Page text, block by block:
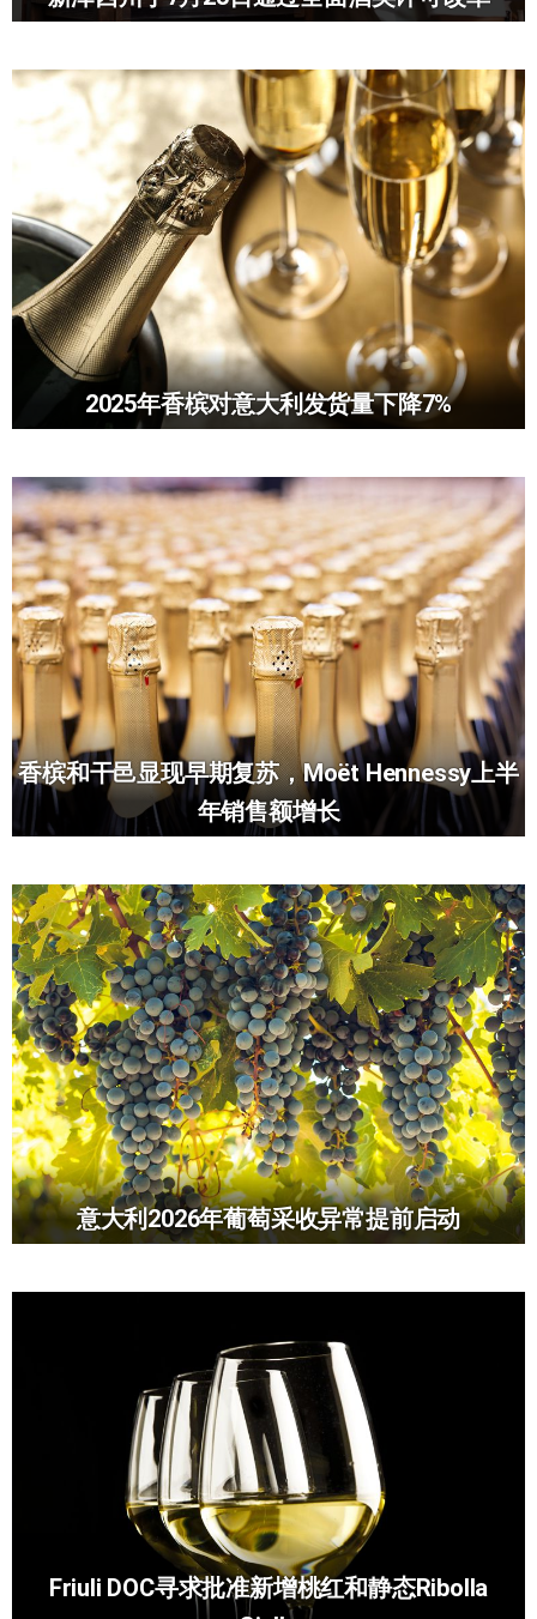
2025年香槟对意大利发货量下降7%
香槟和干邑显现早期复苏，Moët Hennessy上半
年销售额增长
意大利2026年葡萄采收异常提前启动
Friuli DOC寻求批准新增桃红和静态Ribolla